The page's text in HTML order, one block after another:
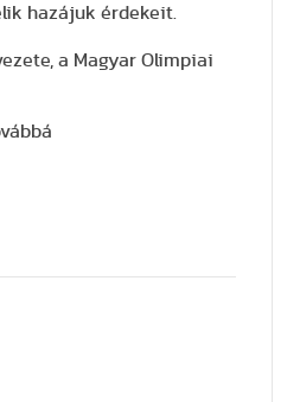
hazájuk érdekeit.
a Magyar Olimpiai